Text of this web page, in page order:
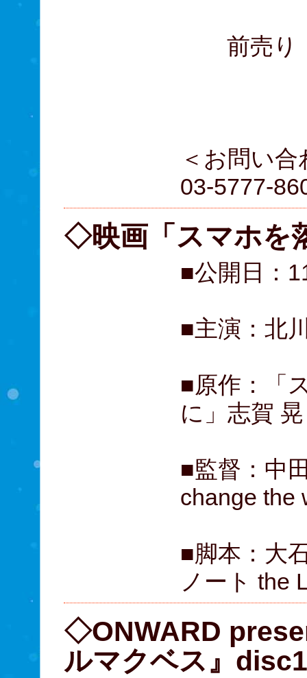
前売り
＜お問い
03-5777-
◇映画「スマホを
■公開日：
■主演：北
■原作：「
に」志賀
■監督：中
change the
■脚本：大
ノート the
◇ONWARD
ルマクベス』